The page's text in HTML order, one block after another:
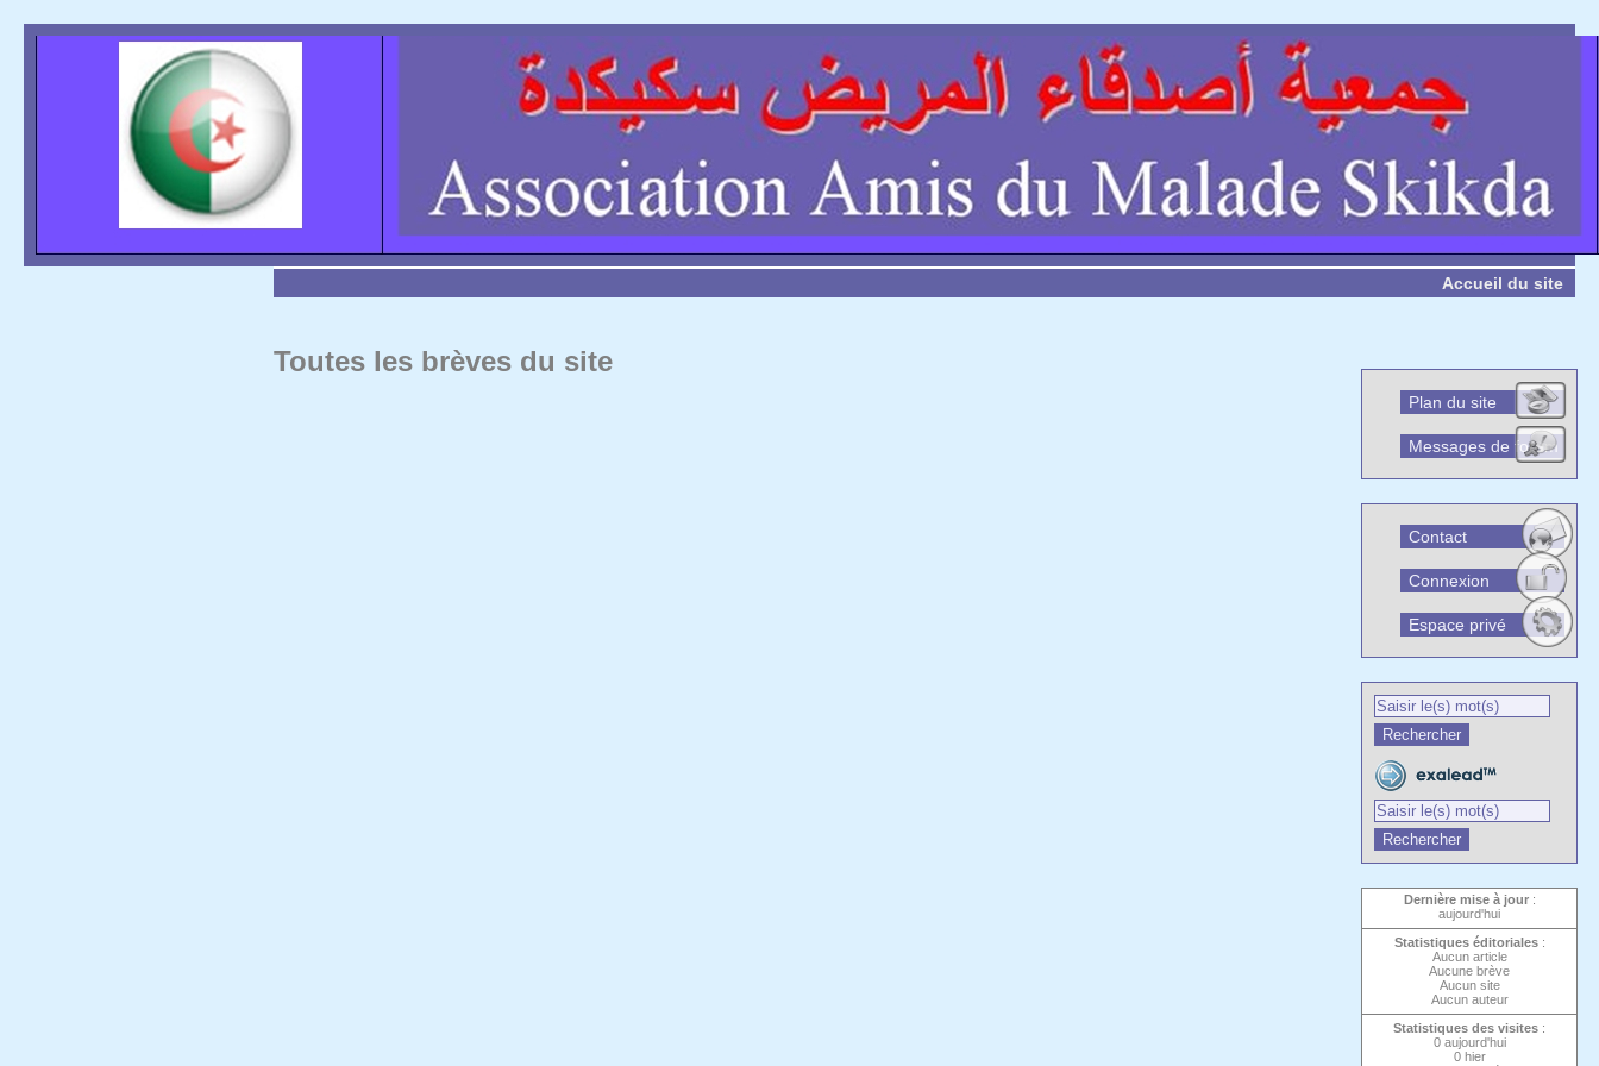
Accueil du site
Plan du site
Messages de forum
Contact
Connexion
Espace privé
Dernière mise à jour:
aujourd'hui
Statistiques éditoriales:
Aucun article
Aucune brève
Aucun site
Aucun auteur
Statistiques des visites :
0 aujourd'hui
0 hier
Toutes les brèves du site